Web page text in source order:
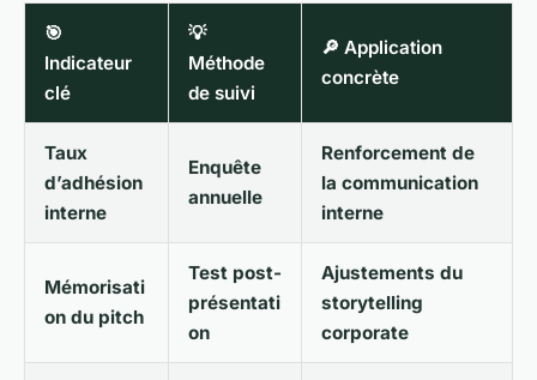
🎯
Indicateur
clé
💡
Méthode
de suivi
🔎 Application
concrète
Taux
d’adhésion
interne
Enquête
annuelle
Renforcement de
la communication
interne
Mémorisati
on du pitch
Test post-
présentati
on
Ajustements du
storytelling
corporate